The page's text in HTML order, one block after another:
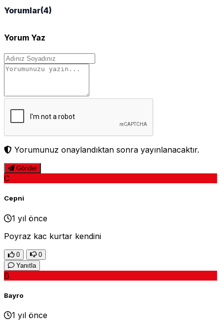
Yorumlar(4)
Yorum Yaz
Yorumunuz onaylandıktan sonra yayınlanacaktır.
Gönder
C
Cepni
1 yıl önce
Poyraz kac kurtar kendini
0
0
Yanıtla
B
Bayro
1 yıl önce